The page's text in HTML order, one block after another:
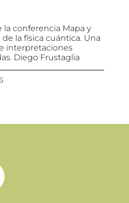
la conferencia Mapa y
la física cuántica. Una
interpretaciones
Diego Frustaglia